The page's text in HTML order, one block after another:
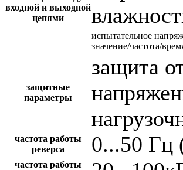
входной и выходной
цепями
испытательное
значение/частота/
защитные
параметры
защита
частота работы
реверса
0...50 Гц
частота работы